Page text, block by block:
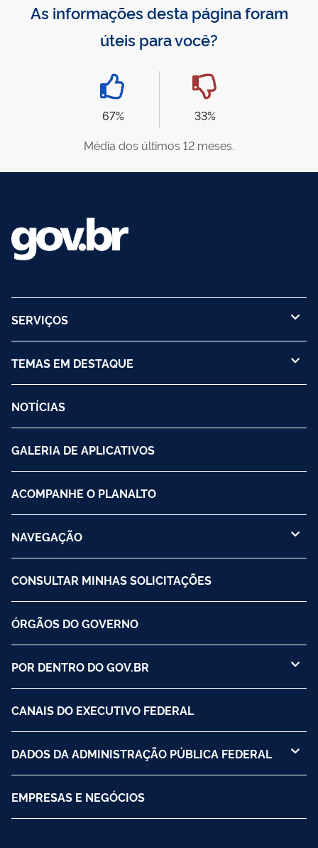
As informações desta página foram
úteis para você?
67%
33%
Média dos últimos 12 meses.
SERVIÇOS
TEMAS EM DESTAQUE
NOTÍCIAS
GALERIA DE APLICATIVOS
ACOMPANHE O PLANALTO
NAVEGAÇÃO
CONSULTAR MINHAS SOLICITAÇÕES
ÓRGÃOS DO GOVERNO
POR DENTRO DO GOV.BR
CANAIS DO EXECUTIVO FEDERAL
DADOS DA ADMINISTRAÇÃO PÚBLICA FEDERAL
EMPRESAS E NEGÓCIOS